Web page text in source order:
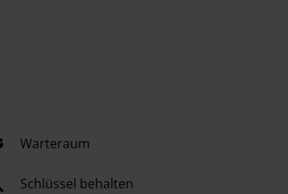
Warteraum
Schlüssel behalten